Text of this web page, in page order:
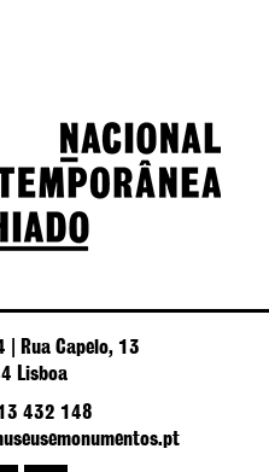
| Rua Capelo, 13
Lisboa
432 148